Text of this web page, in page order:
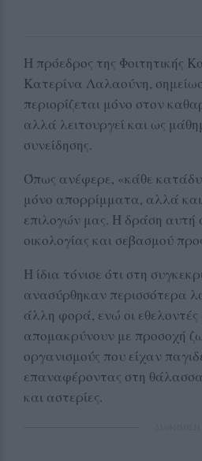
Η πρόεδρος της Φοιτητικής
Κατερίνα Λαλαούνη,
περιορίζεται μόνο στον
αλλά λειτουργεί και ως
συνείδησης.
Όπως ανέφερε, «κάθε
μόνο απορρίμματα, αλλά και
επιλογών μας. Η δράση αυτή
οικολογίας και σεβασμού
Η ίδια τόνισε ότι στη
ανασύρθηκαν περισσότερα
άλλη φορά, ενώ οι
απομακρύνουν με προσοχή
οργανισμούς που είχαν
επαναφέροντας στη
και αστερίες.